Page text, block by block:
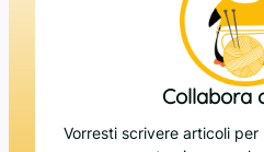
Collabora
Vorresti scrivere articoli per